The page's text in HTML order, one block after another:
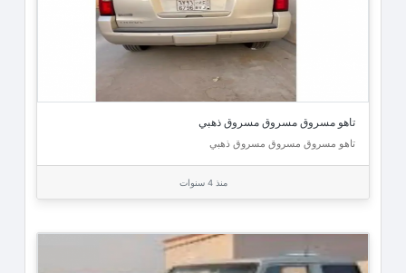
تاهو مسروق مسروق مسروق ذهبي
تاهو مسروق مسروق مسروق ذهبي
منذ 4 سنوات